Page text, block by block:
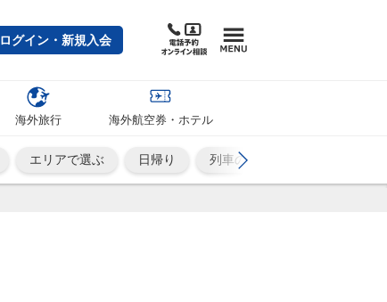
ログイン・新規入会
海外旅行 海外航空券・ホテル
エリアで選ぶ 日帰り 列車の旅